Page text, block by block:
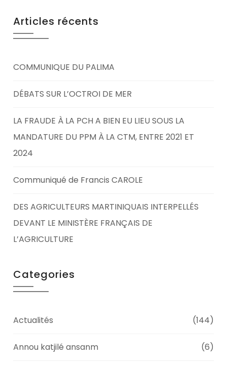
Articles récents
COMMUNIQUE DU PALIMA
DÉBATS SUR L’OCTROI DE MER
LA FRAUDE À LA PCH A BIEN EU LIEU SOUS LA
MANDATURE DU PPM À LA CTM, ENTRE 2021 ET
2024
Communiqué de Francis CAROLE
DES AGRICULTEURS MARTINIQUAIS INTERPELLÉS
DEVANT LE MINISTÈRE FRANÇAIS DE
L’AGRICULTURE
Categories
Actualités (144)
Annou katjilé ansanm (6)